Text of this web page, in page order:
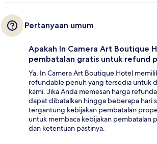
Pertanyaan umum
Apakah In Camera Art Boutique
pembatalan gratis untuk refund
Ya, In Camera Art Boutique Hotel
refundable penuh yang tersedia untuk
kami. Jika Anda memesan harga
dapat dibatalkan hingga beberapa hari
tergantung kebijakan pembatalan
untuk membaca kebijakan pembatalan
dan ketentuan pastinya.